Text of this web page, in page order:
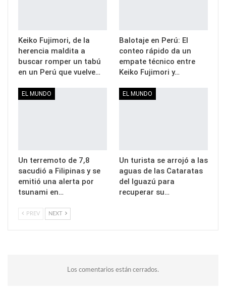
Keiko Fujimori, de la
herencia maldita a
buscar romper un tabú
en un Perú que vuelve…
Balotaje en Perú: El
conteo rápido da un
empate técnico entre
Keiko Fujimori y…
EL MUNDO
Un terremoto de 7,8
sacudió a Filipinas y se
emitió una alerta por
tsunami en…
EL MUNDO
Un turista se arrojó a las
aguas de las Cataratas
del Iguazú para
recuperar su…
PREV NEXT
Los comentarios están cerrados.